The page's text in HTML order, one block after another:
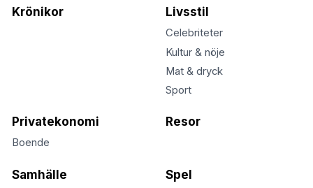
Krönikor Livsstil
Celebriteter
Kultur & nöje
Mat & dryck
Sport
Privatekonomi
Boende
Resor
Samhälle Spel